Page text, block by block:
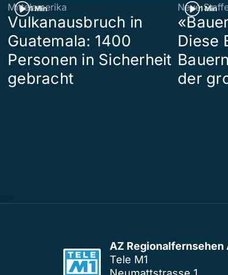
1 Min
Mittelamerika
Vulkanausbruch in
Guatemala: 1400
Personen in Sicherheit
gebracht
1 Min
Neue
Diese
der
AZ Regionalfernsehen
Tele M1